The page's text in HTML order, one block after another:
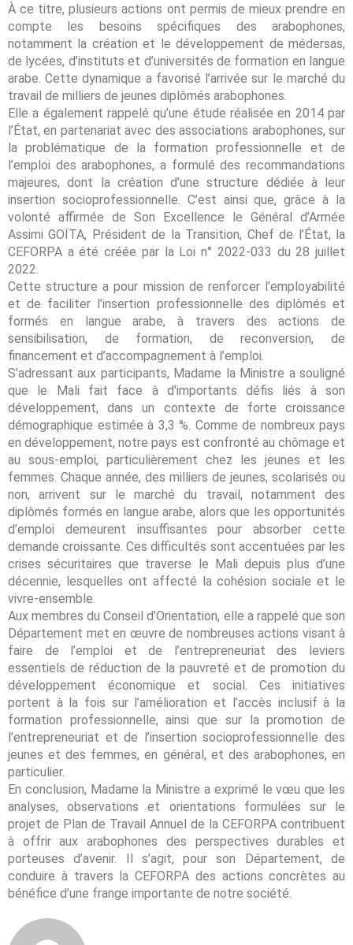
À ce titre, plusieurs actions ont permis de mieux prendre en
compte les besoins spécifiques des arabophones,
notamment la création et le développement de médersas,
de lycées, d’instituts et d’universités de formation en langue
arabe. Cette dynamique a favorisé l’arrivée sur le marché du
travail de milliers de jeunes diplômés arabophones.
Elle a également rappelé qu’une étude réalisée en 2014 par
l’État, en partenariat avec des associations arabophones, sur
la problématique de la formation professionnelle et de
l’emploi des arabophones, a formulé des recommandations
majeures, dont la création d’une structure dédiée à leur
insertion socioprofessionnelle. C’est ainsi que, grâce à la
volonté affirmée de Son Excellence le Général d’Armée
Assimi GOÏTA, Président de la Transition, Chef de l’État, la
CEFORPA a été créée par la Loi n° 2022-033 du 28 juillet
2022.
Cette structure a pour mission de renforcer l’employabilité
et de faciliter l’insertion professionnelle des diplômés et
formés en langue arabe, à travers des actions de
sensibilisation, de formation, de reconversion, de
financement et d’accompagnement à l’emploi.
S’adressant aux participants, Madame la Ministre a souligné
que le Mali fait face à d’importants défis liés à son
développement, dans un contexte de forte croissance
démographique estimée à 3,3 %. Comme de nombreux pays
en développement, notre pays est confronté au chômage et
au sous-emploi, particulièrement chez les jeunes et les
femmes. Chaque année, des milliers de jeunes, scolarisés ou
non, arrivent sur le marché du travail, notamment des
diplômés formés en langue arabe, alors que les opportunités
d’emploi demeurent insuffisantes pour absorber cette
demande croissante. Ces difficultés sont accentuées par les
crises sécuritaires que traverse le Mali depuis plus d’une
décennie, lesquelles ont affecté la cohésion sociale et le
vivre-ensemble.
Aux membres du Conseil d’Orientation, elle a rappelé que son
Département met en œuvre de nombreuses actions visant à
faire de l’emploi et de l’entrepreneuriat des leviers
essentiels de réduction de la pauvreté et de promotion du
développement économique et social. Ces initiatives
portent à la fois sur l’amélioration et l’accès inclusif à la
formation professionnelle, ainsi que sur la promotion de
l’entrepreneuriat et de l’insertion socioprofessionnelle des
jeunes et des femmes, en général, et des arabophones, en
particulier.
En conclusion, Madame la Ministre a exprimé le vœu que les
analyses, observations et orientations formulées sur le
projet de Plan de Travail Annuel de la CEFORPA contribuent
à offrir aux arabophones des perspectives durables et
porteuses d’avenir. Il s’agit, pour son Département, de
conduire à travers la CEFORPA des actions concrètes au
bénéfice d’une frange importante de notre société.